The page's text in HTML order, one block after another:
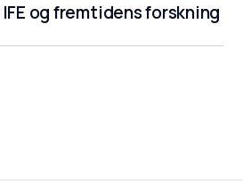
og fremtidens forskning